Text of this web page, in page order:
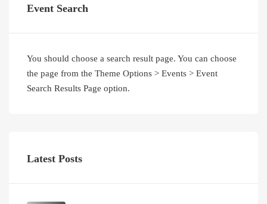
Event Search
You should choose a search result page. You can choose
the page from the Theme Options > Events > Event
Search Results Page option.
Latest Posts